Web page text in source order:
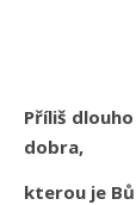
Příliš
dobra,
kterou je